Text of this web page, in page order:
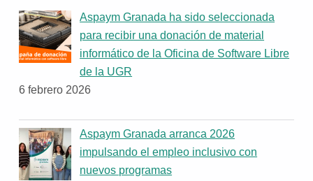
Aspaym Granada ha sido seleccionada
para recibir una donación de material
informático de la Oficina de Software Libre
de la UGR
6 febrero 2026
Aspaym Granada arranca 2026
impulsando el empleo inclusivo con
nuevos programas